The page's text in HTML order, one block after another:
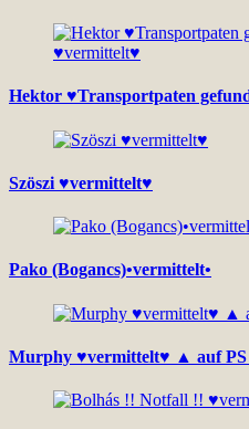
Hektor ♥Transportpaten
Szöszi ♥vermittelt♥
Pako (Bogancs)•vermittelt•
Murphy ♥vermittelt♥ ▲ auf PS